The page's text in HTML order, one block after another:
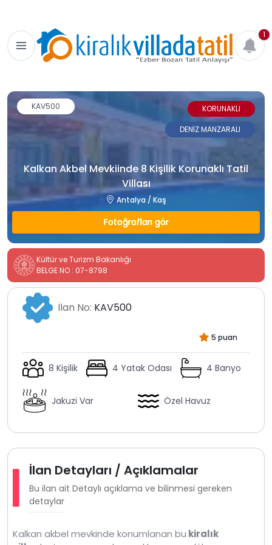
1
Kalkan Akbel Mevkiinde 8 Kişilik Korunaklı Tatil
Villası
Antalya / Kaş
Fotoğrafları gör
KAV500
KORUNAKLI
DENİZ MANZARALI
Kültür ve Turizm Bakanlığı
BELGE NO : 07-8798
İlan No: KAV500
5 puan
8 Kişilik 4 Yatak Odası 4 Banyo
Jakuzi Var Özel Havuz
İlan Detayları / Açıklamalar
Bu ilan ait Detaylı açıklama ve bilinmesi gereken
detaylar
Kalkan akbel mevkinde konumlanan bu kiralık